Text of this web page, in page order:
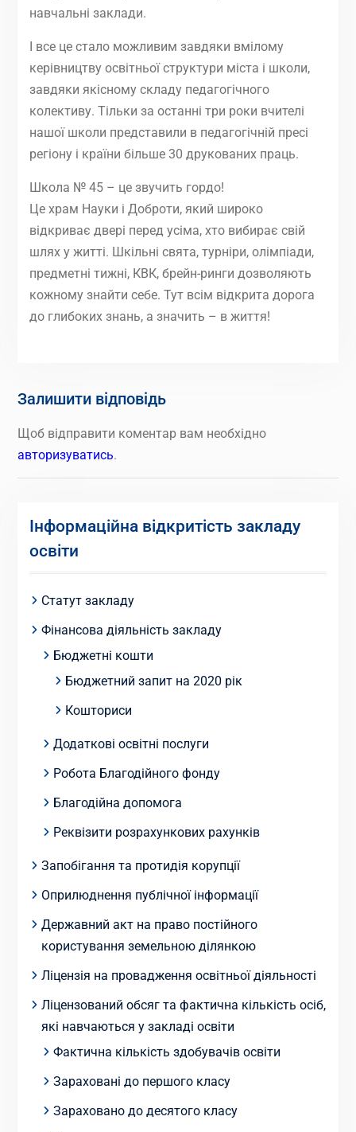
навчальні заклади.
І все це стало можливим завдяки вмілому
керівництву освітньої структури міста і школи,
завдяки якісному складу педагогічного
колективу. Тільки за останні три роки вчителі
нашої школи представили в педагогічній пресі
регіону і країни більше 30 друкованих праць.
Школа № 45 – це звучить гордо!
Це храм Науки і Доброти, який широко
відкриває двері перед усіма, хто вибирає свій
шлях у житті. Шкільні свята, турніри, олімпіади,
предметні тижні, КВК, брейн-ринги дозволяють
кожному знайти себе. Тут всім відкрита дорога
до глибоких знань, а значить – в життя!
Залишити відповідь
Щоб відправити коментар вам необхідно
авторизуватись.
Інформаційна відкритість закладу
освіти
Статут закладу
Фінансова діяльність закладу
Бюджетні кошти
Бюджетний запит на 2020 рік
Кошториси
Додаткові освітні послуги
Робота Благодійного фонду
Благодійна допомога
Реквізити розрахункових рахунків
Запобігання та протидія корупції
Оприлюднення публічної інформації
Державний акт на право постійного
користування земельною ділянкою
Ліцензія на провадження освітньої діяльності
Ліцензований обсяг та фактична кількість осіб,
які навчаються у закладі освіти
Фактична кількість здобувачів освіти
Зараховані до першого класу
Зараховано до десятого класу